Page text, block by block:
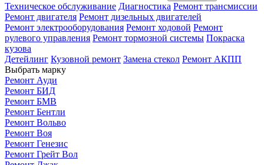
Техническое обслуживание Диагностика Ремонт трансмиссии
Ремонт двигателя Ремонт дизельных двигателей
Ремонт электрооборудования Ремонт ходовой Ремонт
рулевого управления Ремонт тормозной системы Покраска
кузова
Детейлинг Кузовной ремонт Замена стекол Ремонт АКПП
Выбрать марку
Ремонт Ауди
Ремонт БИД
Ремонт БМВ
Ремонт Бентли
Ремонт Вольво
Ремонт Воя
Ремонт Генезис
Ремонт Грейт Вол